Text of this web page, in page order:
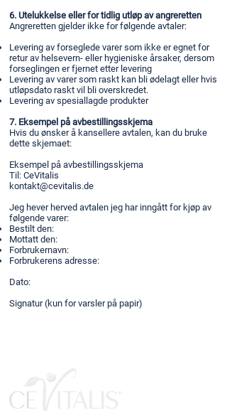
6. Utelukkelse eller for tidlig utløp av angreretten
Angreretten gjelder ikke for følgende avtaler:
Levering av forseglede varer som ikke er egnet for
retur av helsevern- eller hygieniske årsaker, dersom
forseglingen er fjernet etter levering
Levering av varer som raskt kan bli ødelagt eller hvis
utløpsdato raskt vil bli overskredet.
Levering av spesiallagde produkter
7. Eksempel på avbestillingsskjema
Hvis du ønsker å kansellere avtalen, kan du bruke
dette skjemaet:
Eksempel på avbestillingsskjema
Til: CeVitalis
kontakt@cevitalis.de
Jeg hever herved avtalen jeg har inngått for kjøp av
følgende varer:
Bestilt den:
Mottatt den:
Forbrukernavn:
Forbrukerens adresse:
Dato:
Signatur (kun for varsler på papir)